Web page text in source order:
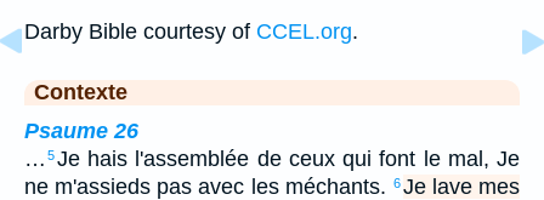
Darby Bible courtesy of CCEL.org.
Contexte
Psaume 26
… 5Je hais l'assemblée de ceux qui font le mal, Je
ne m'assieds pas avec les méchants. 6Je lave mes